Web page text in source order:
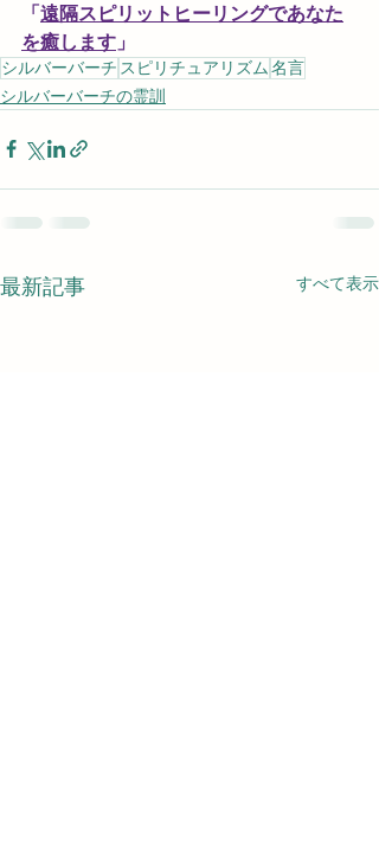
「遠隔スピリットヒーリングであなた
を癒します 」
シルバーバーチ スピリチュアリズム 名言
シルバーバーチの霊訓
最新記事 すべて表示